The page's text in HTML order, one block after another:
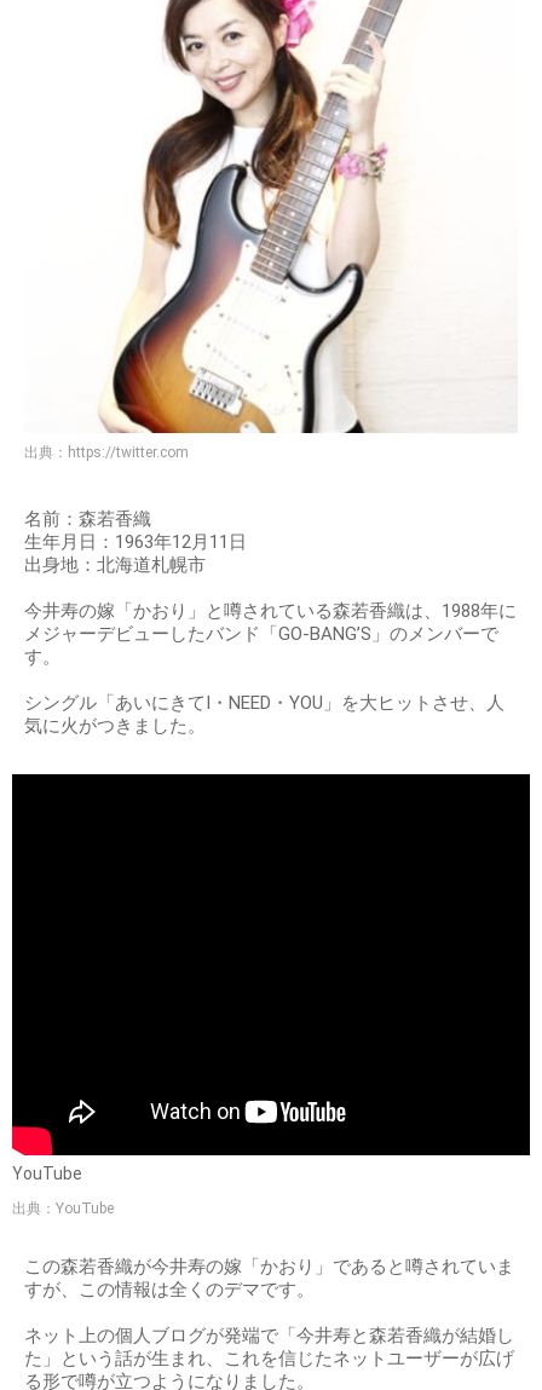
出典： https://twitter.com
名前：森若香織
生年月日：1963年12月11日
出身地：北海道札幌市
今井寿の嫁「かおり」と噂されている森若香織は、1988年に
メジャーデビューしたバンド「GO-BANG’S」のメンバーで
す。
シングル「あいにきてI・NEED・YOU」を大ヒットさせ、人
気に火がつきました。
YouTube
出典：YouTube
この森若香織が今井寿の嫁「かおり」であると噂されていま
すが、この情報は全くのデマです。
ネット上の個人ブログが発端で「今井寿と森若香織が結婚し
た」という話が生まれ、これを信じたネットユーザーが広げ
る形で噂が立つようになりました。